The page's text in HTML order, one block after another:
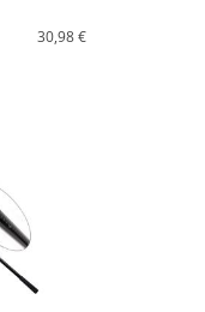
30,98 €